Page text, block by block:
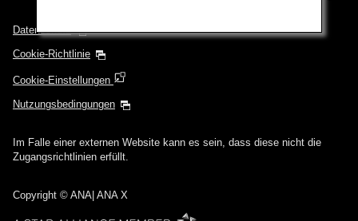
Datenschutz
Cookie-Richtlinie
Cookie-Einstellungen
Nutzungsbedingungen
Im Falle einer externen Website kann es sein, dass diese nicht die
Zugangsrichtlinien erfüllt.
Copyright © ANA| ANA X